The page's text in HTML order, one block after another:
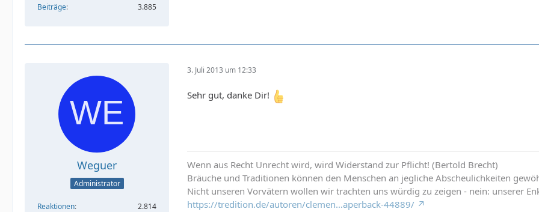
http://blog.practicalethics.ox.ac.uk/2012/05/when-b…to-spread-aids/
Es wäre im Sinne Ihres oben zitierten Eigenanspruchs nur folgerichtig, wenn Sie
Beiträge
3.885
Weguer
Administrator
Reaktionen
2.814
3. Juli 2013 um 12:33
Sehr gut, danke Dir!
Wenn aus Recht Unrecht wird, wird Widerstand zur Pflicht! (Bertold Brecht)
Bräuche und Traditionen können den Menschen an jegliche Abscheulichkeiten
Nicht unseren Vorvätern wollen wir trachten uns würdig zu zeigen - nein: unserer
https://tredition.de/autoren/clemen…aperback-44889/